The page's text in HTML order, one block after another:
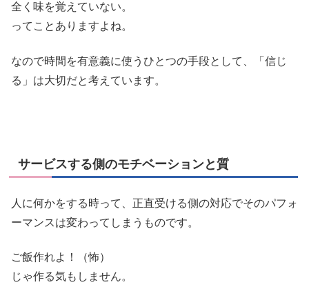
全く味を覚えていない。
ってことありますよね。
なので時間を有意義に使うひとつの手段として、「信じ
る」は大切だと考えています。
サービスする側のモチベーションと質
人に何かをする時って、正直受ける側の対応でそのパフォ
ーマンスは変わってしまうものです。
ご飯作れよ！（怖）
じゃ作る気もしません。